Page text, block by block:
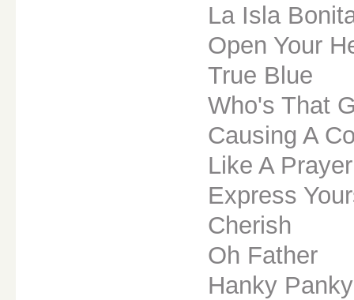
La Isla
Open Your
True Blue
Who's That
Causing A
Like A Prayer
Express
Cherish
Oh Father
Hanky Panky